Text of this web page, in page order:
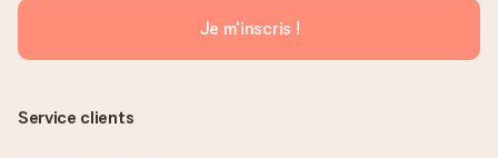
Je m'inscris !
Service clients